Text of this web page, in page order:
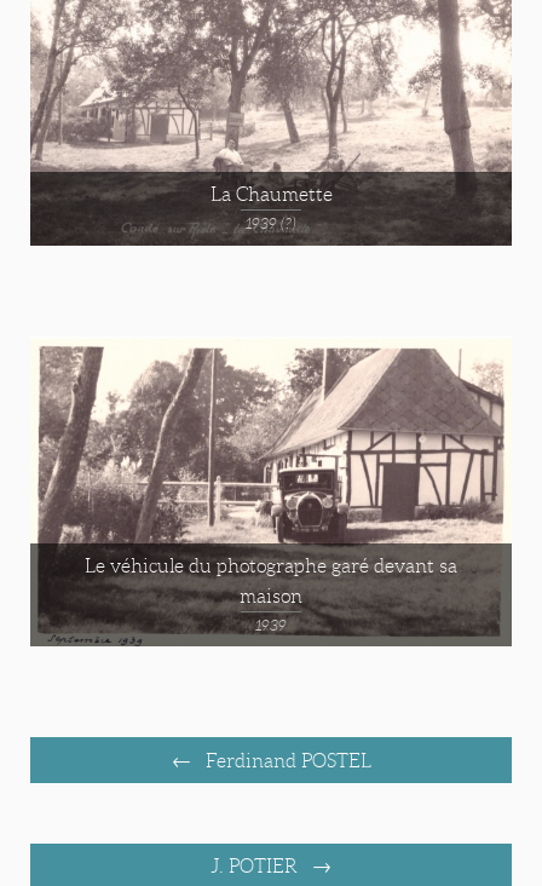
La Chaumette
1939 (?)
Le véhicule du photographe garé devant sa
maison
1939
Ferdinand POSTEL
J. POTIER